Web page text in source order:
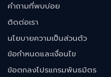
คำถามที่พบบ่อย
ติดต่อเรา
นโยบายความเป็นส่วนตัว
ข้อกำหนดและเงื่อนไข
ข้อตกลงโปรแกรมพันธมิตร